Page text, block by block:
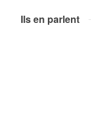
Ils en parlent